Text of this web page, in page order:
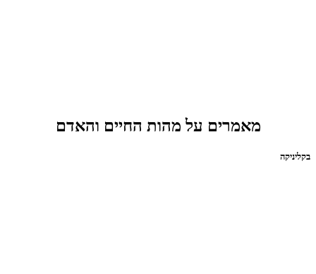
מאמרים על מהות החיים והאדם
בקליניקה